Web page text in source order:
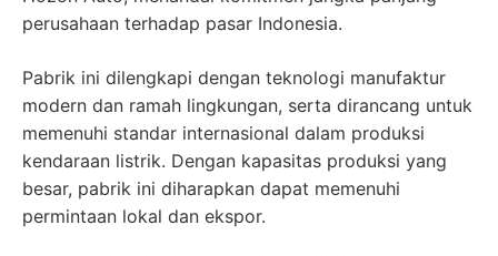
perusahaan terhadap pasar Indonesia.
Pabrik ini dilengkapi dengan teknologi manufaktur
modern dan ramah lingkungan, serta dirancang untuk
memenuhi standar internasional dalam produksi
kendaraan listrik. Dengan kapasitas produksi yang
besar, pabrik ini diharapkan dapat memenuhi
permintaan lokal dan ekspor.